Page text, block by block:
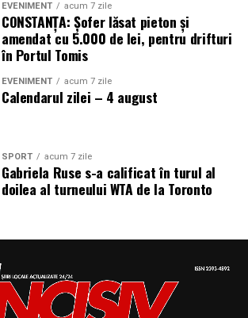
EVENIMENT acum 7 zile
CONSTANȚA: Șofer lăsat pieton și
amendat cu 5.000 de lei, pentru drifturi
în Portul Tomis
EVENIMENT acum 7 zile
Calendarul zilei – 4 august
SPORT acum 7 zile
Gabriela Ruse s-a calificat în turul al
doilea al turneului WTA de la Toronto